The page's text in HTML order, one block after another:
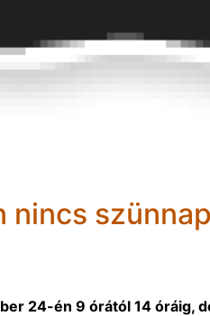
nincs szünnap
24-én 9 órától 14 óráig,